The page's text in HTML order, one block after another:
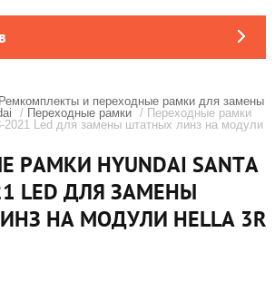
Ремкомплекты и переходные рамки для замены
/ Переходные рамки / Переходные рамки
2021 Led для замены штатных линз на модули
РАМКИ HYUNDAI SANTA
LED ДЛЯ ЗАМЕНЫ
НА МОДУЛИ HELLA 3R